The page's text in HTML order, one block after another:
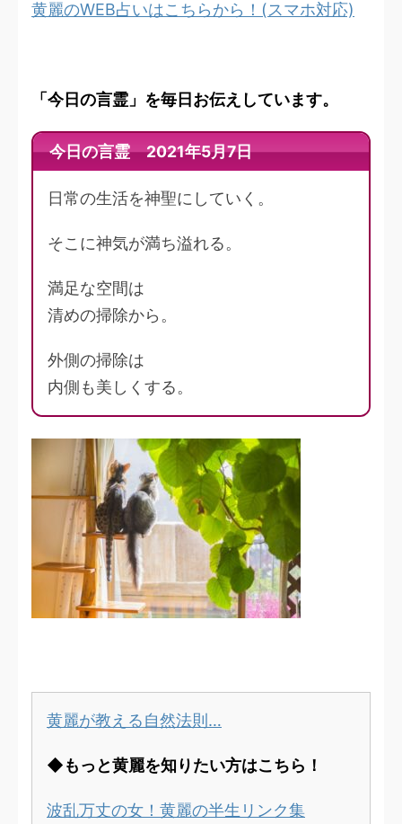
黄麗のWEB占いはこちらから！(スマホ対応)
「今日の言霊」を毎日お伝えしています。
今日の言霊 2021年5月7日
日常の生活を神聖にしていく。
そこに神気が満ち溢れる。
満足な空間は
清めの掃除から。
外側の掃除は
内側も美しくする。
黄麗が教える自然法則…
◆もっと黄麗を知りたい方はこちら！
波乱万丈の女！黄麗の半生リンク集